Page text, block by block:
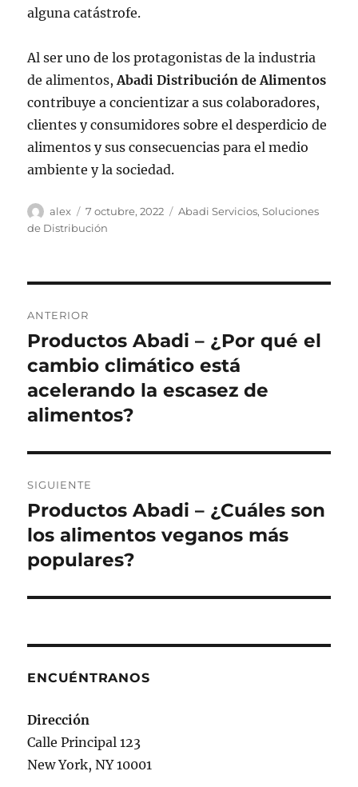
alguna catástrofe.
Al ser uno de los protagonistas de la industria
de alimentos, Abadi Distribución de Alimentos
contribuye a concientizar a sus colaboradores,
clientes y consumidores sobre el desperdicio de
alimentos y sus consecuencias para el medio
ambiente y la sociedad.
Autor
alex
Publicado
el
7 octubre, 2022 Categorías
Abadi Servicios,Soluciones
de Distribución
de
entradas
ANTERIOR
Entrada
anterior:
Productos Abadi – ¿Por qué el
cambio climático está
acelerando la escasez de
alimentos?
SIGUIENTE
Siguiente
entrada:
Productos Abadi – ¿Cuáles son
los alimentos veganos más
populares?
ENCUÉNTRANOS
Dirección
Calle Principal 123
New York, NY 10001